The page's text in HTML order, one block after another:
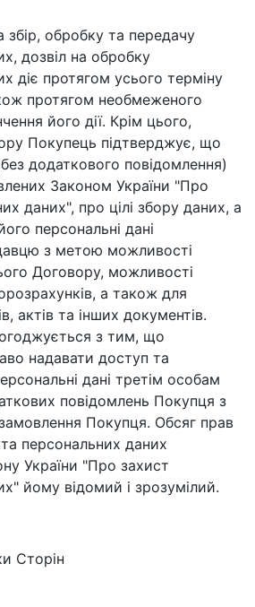
збір, обробку та передачу
дозвіл на обробку
діє протягом усього терміну
протягом необмеженого
його дії. Крім цього,
Покупець підтверджує, що
додаткового повідомлення)
Законом України "Про
даних", про цілі збору даних, а
персональні дані
з метою можливості
Договору, можливості
а також для
актів та інших документів.
з тим, що
надавати доступ та
дані третім особам
повідомлень Покупця з
Покупця. Обсяг прав
персональних даних
України "Про захист
йому відомий і зрозумілий.
Сторін